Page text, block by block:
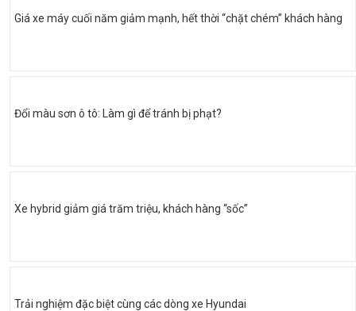
Giá xe máy cuối năm giảm mạnh, hết thời “chặt chém” khách hàng
Đổi màu sơn ô tô: Làm gì để tránh bị phạt?
Xe hybrid giảm giá trăm triệu, khách hàng “sốc”
Trải nghiệm đặc biệt cùng các dòng xe Hyundai